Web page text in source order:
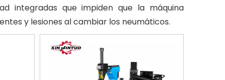
integradas que impiden que la máquina
y lesiones al cambiar los neumáticos.